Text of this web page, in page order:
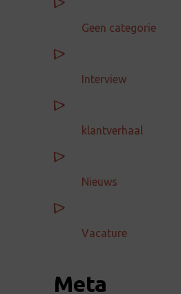
Geen categorie
Interview
klantverhaal
Nieuws
Vacature
Meta